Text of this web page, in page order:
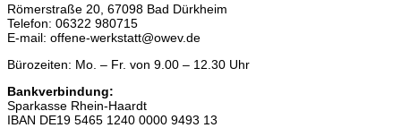
Römerstraße 20, 67098 Bad Dürkheim
Telefon: 06322 980715
E-mail: offene-werkstatt@owev.de
Bürozeiten: Mo. – Fr. von 9.00 – 12.30 Uhr
Bankverbindung:
Sparkasse Rhein-Haardt
IBAN DE19 5465 1240 0000 9493 13